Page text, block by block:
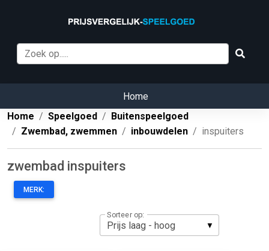
Home
Home
Speelgoed
Buitenspeelgoed
Zwembad, zwemmen
inbouwdelen inspuiters
zwembad inspuiters
MERK:
Sorteer op: